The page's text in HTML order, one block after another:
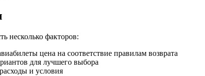
несколько факторов:
цена на соответствие правилам возврата
для лучшего выбора
и условия